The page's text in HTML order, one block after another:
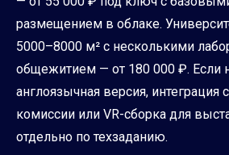
размещением в облаке.
5000–8000 м² с несколькими
общежитием — от 180 000 ₽. Если
англоязычная версия, интеграция
комиссии или VR-сборка для
отдельно по техзаданию.